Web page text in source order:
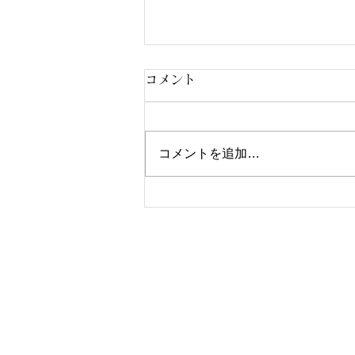
エストレーリャ・ガリシア／
コメント
コメントを追加…